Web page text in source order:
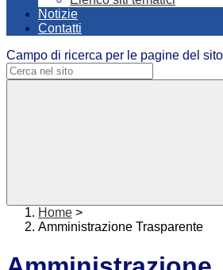
Notizie
Contatti
Campo di ricerca per le pagine del sito
Home >
Amministrazione Trasparente